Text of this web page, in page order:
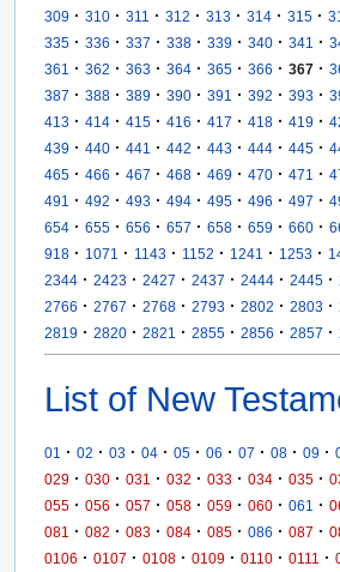
309 · 310 · 311 · 312 · 313 · 314 · 315 ·
335 · 336 · 337 · 338 · 339 · 340 · 341 ·
361
· 362 · 363 · 364 · 365 · 366 · 367 ·
387 · 388 · 389 · 390 · 391 · 392 · 393 ·
413 · 414 · 415 · 416 · 417 · 418 · 419 ·
439 · 440 · 441 · 442 · 443 · 444 · 445 ·
465 · 466 · 467 · 468 · 469 · 470 · 471 ·
491
· 492 · 493 · 494 · 495 · 496 · 497 ·
654 · 655 · 656 · 657 · 658 · 659 · 660 ·
918 · 1071 · 1143 · 1152 · 1241 · 1253 ·
2344 · 2423 · 2427 · 2437 · 2444 · 2445 ·
2766 · 2767 · 2768 · 2793 · 2802 · 2803 ·
2819 · 2820 · 2821 · 2855 · 2856 · 2857 ·
List of New
01 · 02 · 03 · 04 · 05 · 06 · 07 · 08 · 09 ·
029 · 030 · 031 · 032 · 033 · 034 · 035 ·
055 · 056 · 057 · 058 · 059 · 060 · 061 ·
081
· 082 · 083 · 084 · 085 · 086 · 087 ·
0106 · 0107 · 0108 · 0109 · 0110 · 0111 ·